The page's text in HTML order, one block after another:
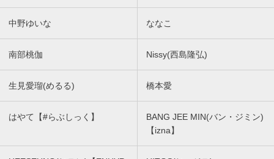
中野ゆいな ななこ
南部桃伽 Nissy(西島隆弘)
生見愛瑠(めるる) 橋本愛
はやて【#らぶしっく】
BANG JEE MIN(バン・ジミン)
【izna】